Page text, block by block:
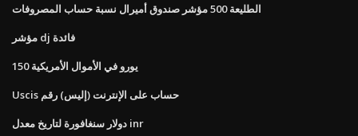
الطليعة 500 مؤشر صندوق أميرال نسبة حساب المصروفات
مؤشر dj فائدة
150 يورو في الأموال الأمريكية
Uscis حساب على الإنترنت (إليس) رقم
دولار سنغافورة لتاريخ معدل inr